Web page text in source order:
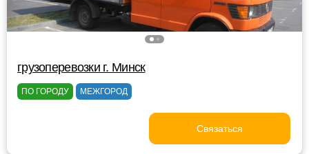
грузоперевозки г. Минск
ПО ГОРОДУ МЕЖГОРОД
Связаться